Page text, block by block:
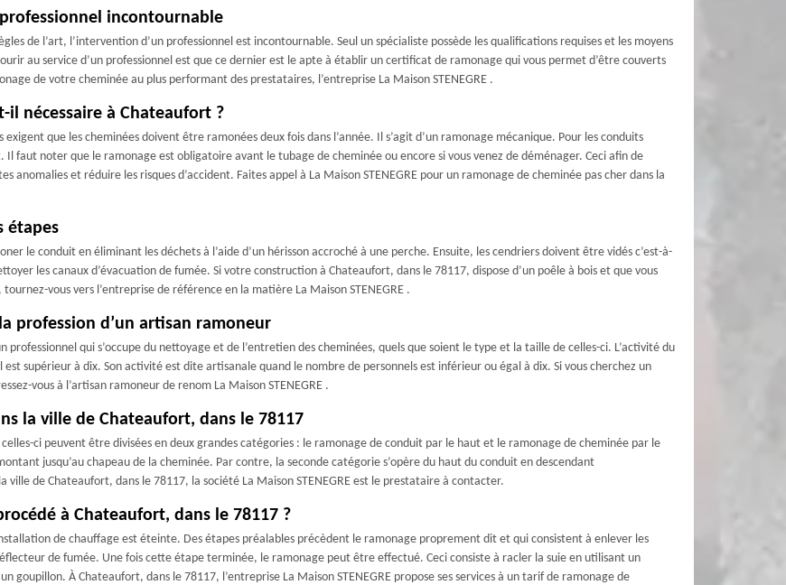
incontournable
de l’art, l’intervention d’un professionnel est incontournable. Seul un spécialiste possède les qualifications requises et les moyens
au service d’un professionnel est que ce dernier est le apte à établir un certificat de ramonage qui vous permet d’être couverts
de votre cheminée au plus performant des prestataires, l’entreprise La Maison STENEGRE .
il nécessaire à Chateaufort ?
que les cheminées doivent être ramonées deux fois dans l’année. Il s’agit d’un ramonage mécanique. Pour les conduits
faut noter que le ramonage est obligatoire avant le tubage de cheminée ou encore si vous venez de déménager. Ceci afin de
et réduire les risques d’accident. Faites appel à La Maison STENEGRE pour un ramonage de cheminée pas cher dans la
étapes
le conduit en éliminant les déchets à l’aide d’un hérisson accroché à une perche. Ensuite, les cendriers doivent être vidés c’est-à-
les canaux d’évacuation de fumée. Si votre construction à Chateaufort, dans le 78117, dispose d’un poêle à bois et que vous
vous vers l’entreprise de référence en la matière La Maison STENEGRE .
profession d’un artisan ramoneur
qui s’occupe du nettoyage et de l’entretien des cheminées, quels que soient le type et la taille de celles-ci. L’activité du
supérieur à dix. Son activité est dite artisanale quand le nombre de personnels est inférieur ou égal à dix. Si vous cherchez un
vous à l’artisan ramoneur de renom La Maison STENEGRE .
la ville de Chateaufort, dans le 78117
ci peuvent être divisées en deux grandes catégories : le ramonage de conduit par le haut et le ramonage de cheminée par le
jusqu’au chapeau de la cheminée. Par contre, la seconde catégorie s’opère du haut du conduit en descendant
ville de Chateaufort, dans le 78117, la société La Maison STENEGRE est le prestataire à contacter.
à Chateaufort, dans le 78117 ?
de chauffage est éteinte. Des étapes préalables précèdent le ramonage proprement dit et qui consistent à enlever les
de fumée. Une fois cette étape terminée, le ramonage peut être effectué. Ceci consiste à racler la suie en utilisant un
goupillon. À Chateaufort, dans le 78117, l’entreprise La Maison STENEGRE propose ses services à un tarif de ramonage de